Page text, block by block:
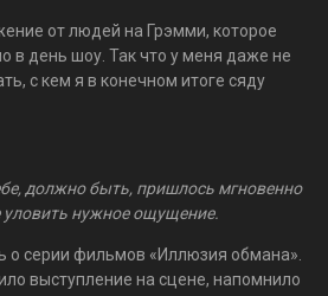
от людей на Грэмми, которое
в день шоу. Так что у меня даже не
с кем я в конечном итоге сяду
должно быть, пришлось мгновенно
уловить нужное ощущение.
о серии фильмов «Иллюзия обмана».
выступление на сцене, напомнило